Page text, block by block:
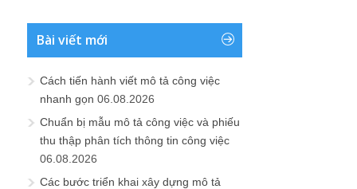
Bài viết mới
Cách tiến hành viết mô tả công việc
nhanh gọn 06.08.2026
Chuẩn bị mẫu mô tả công việc và phiếu
thu thập phân tích thông tin công việc
06.08.2026
Các bước triển khai xây dựng mô tả